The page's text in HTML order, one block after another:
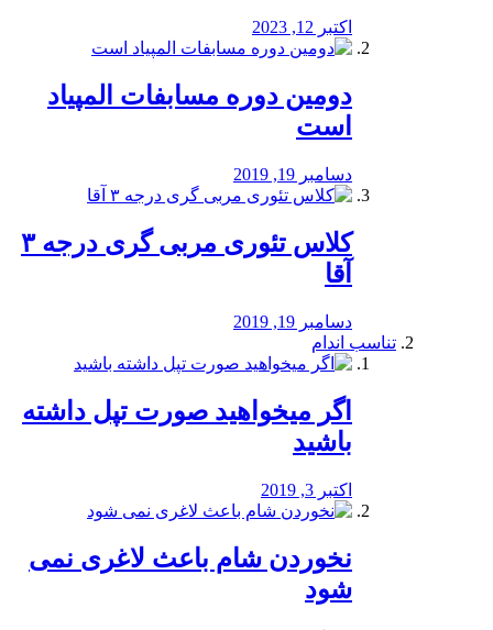
اکتبر 12, 2023
دومین دوره مسابفات المپیاد
است
دسامبر 19, 2019
کلاس تئوری مربی گری درجه ۳
آقا
دسامبر 19, 2019
تناسب اندام
اگر میخواهید صورت تپل داشته
باشید
اکتبر 3, 2019
نخوردن شام باعث لاغری نمی
‌شود